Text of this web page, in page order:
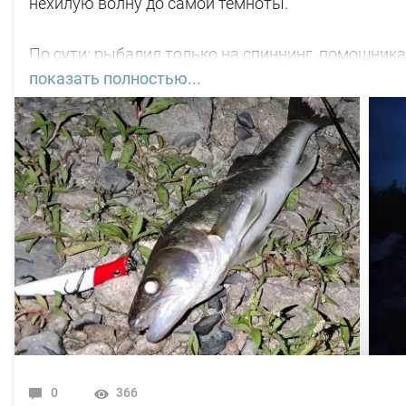
По сути: рыбалил только на спиннинг,
С вечера поклёвок не увидел. Наступило тёмное
нет, почти. Первая поклёвка "под ногами" в 22-
"Кайды"). Вторая поклёвка ближе к 03-00 ч,
Пришёл рассвет. Началась движуха на воде, но
"вертушки" медного окраса 3 номера. Поймал 5
пятнадцать, затем будто там язя и не было.
В общем свободное "окно" закрыл рыбалкой, чему
показать полностью...
0 366